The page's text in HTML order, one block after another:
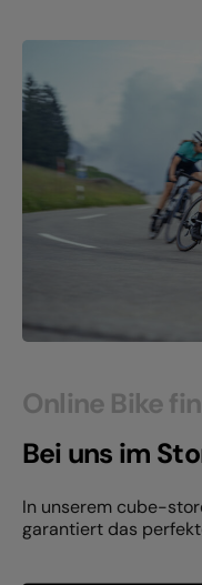
Online Bike
Bei uns im
In unserem cube-
garantiert das